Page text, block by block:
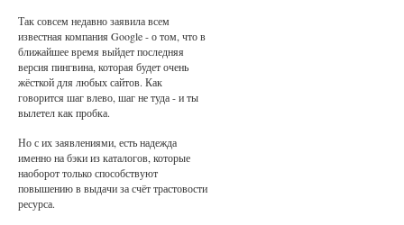
Так совсем недавно заявила всем
известная компания Google - о том, что в
ближайшее время выйдет последняя
версия пингвина, которая будет очень
жёсткой для любых сайтов. Как
говорится шаг влево, шаг не туда - и ты
вылетел как пробка.
Но с их заявлениями, есть надежда
именно на бэки из каталогов, которые
наоборот только способствуют
повышению в выдачи за счёт трастовости
ресурса.